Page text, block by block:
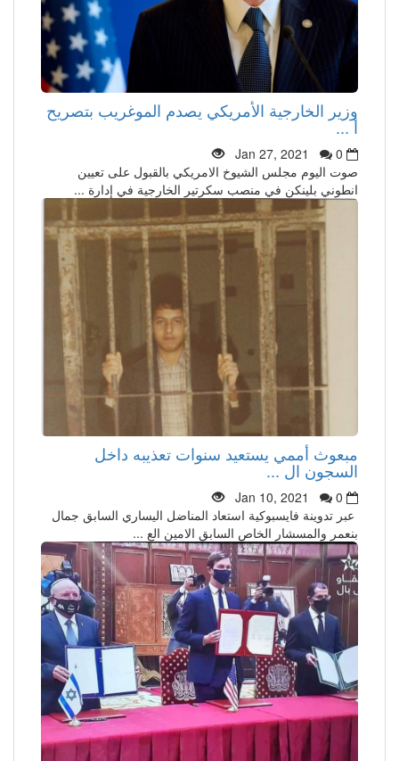
وزير الخارجية الأمريكي يصدم الموغريب بتصريح
أ ...
Jan 27, 2021
0
صوت اليوم مجلس الشيوخ الامريكي بالقبول على تعيين
انطوني بلينكن في منصب سكرتير الخارجية في إدارة ...
مبعوث أممي يستعيد سنوات تعذيبه داخل
السجون ال ...
Jan 10, 2021
0
عبر تدوينة فايسبوكية استعاد المناضل اليساري السابق جمال
بنعمر والمسشار الخاص السابق الامين الع ...